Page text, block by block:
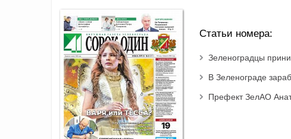
Статьи номера:
Зеленоградцы
В Зеленограде
Префект ЗелАО